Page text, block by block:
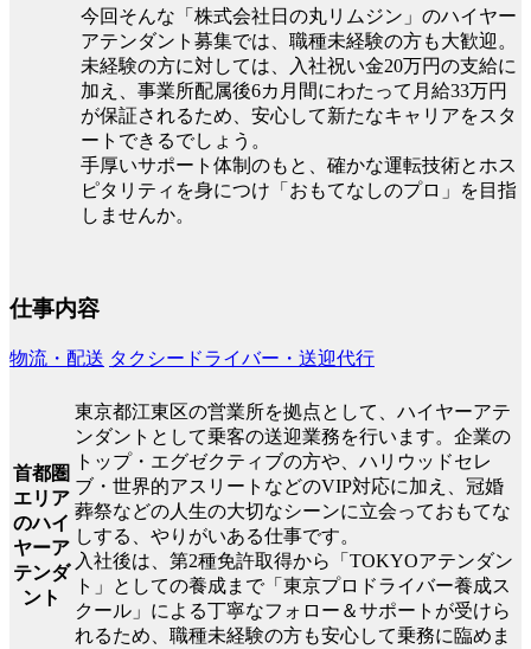
今回そんな「株式会社日の丸リムジン」のハイヤー
アテンダント募集では、職種未経験の方も大歓迎。
未経験の方に対しては、入社祝い金20万円の支給に
加え、事業所配属後6カ月間にわたって月給33万円
が保証されるため、安心して新たなキャリアをスタ
ートできるでしょう。
手厚いサポート体制のもと、確かな運転技術とホス
ピタリティを身につけ「おもてなしのプロ」を目指
しませんか。
仕事内容
物流・配送 タクシードライバー・送迎代行
首都圏
エリア
のハイ
ヤーア
テンダ
ント
東京都江東区の営業所を拠点として、ハイヤーアテ
ンダントとして乗客の送迎業務を行います。企業の
トップ・エグゼクティブの方や、ハリウッドセレ
ブ・世界的アスリートなどのVIP対応に加え、冠婚
葬祭などの人生の大切なシーンに立会っておもてな
しする、やりがいある仕事です。
入社後は、第2種免許取得から「TOKYOアテンダン
ト」としての養成まで「東京プロドライバー養成ス
クール」による丁寧なフォロー＆サポートが受けら
れるため、職種未経験の方も安心して乗務に臨めま